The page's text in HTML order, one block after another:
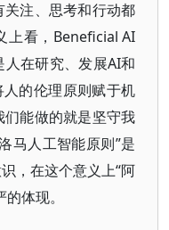
注、思考和行动都
上看，Beneficial AI
在研究、发展AI和
的伦理原则赋于机
能做的就是坚守我
马人工智能原则”是
，在这个意义上“阿
体现。